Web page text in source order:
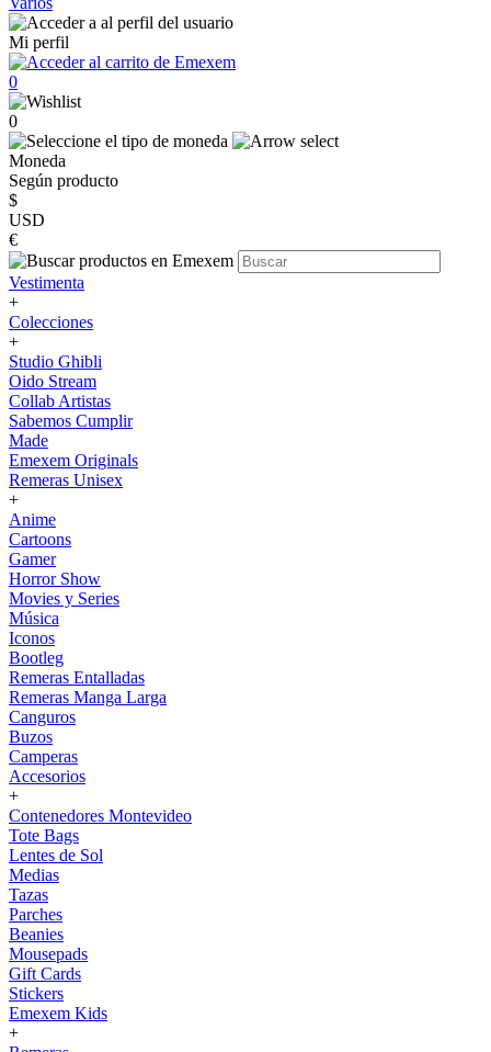
Mi perfil
0
0
Moneda
Según producto
$
USD
€
Vestimenta
+
Colecciones
+
Studio Ghibli
Oido Stream
Collab Artistas
Sabemos Cumplir
Made
Emexem Originals
Remeras Unisex
+
Anime
Cartoons
Gamer
Horror Show
Movies y Series
Música
Iconos
Bootleg
Remeras Entalladas
Remeras Manga Larga
Canguros
Buzos
Camperas
Accesorios
+
Contenedores Montevideo
Tote Bags
Lentes de Sol
Medias
Tazas
Parches
Beanies
Mousepads
Gift Cards
Stickers
Emexem Kids
+